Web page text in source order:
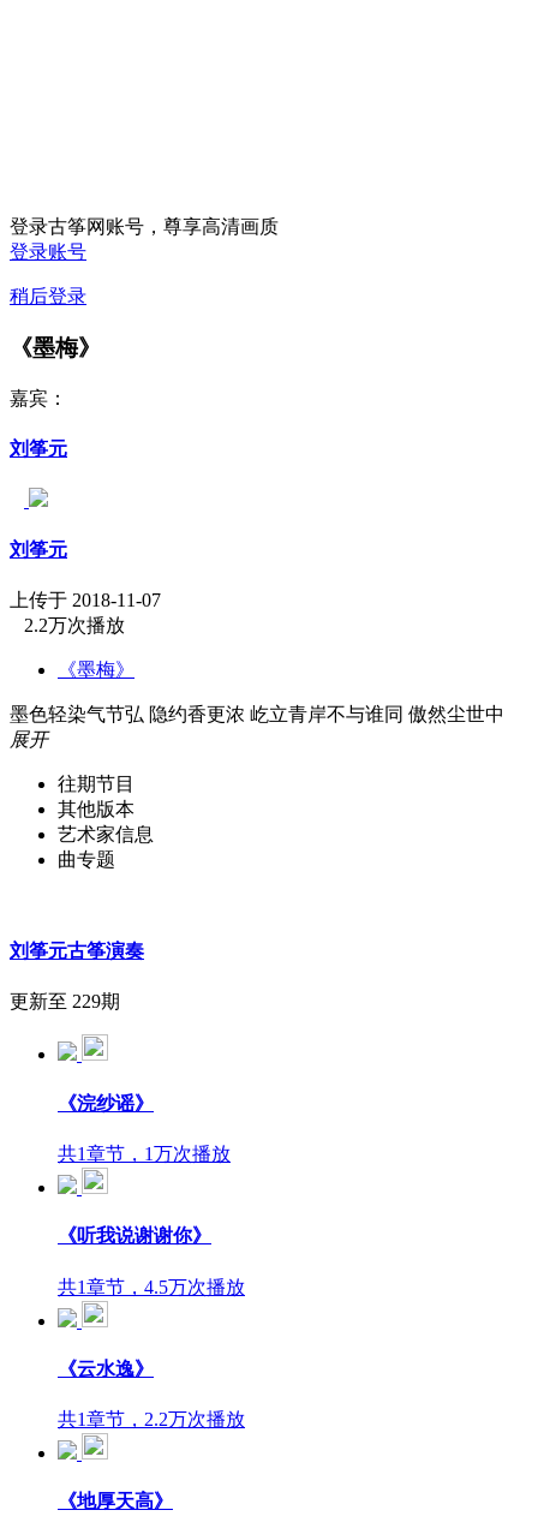
登录古筝网账号，尊享高清画质
登录账号
稍后登录
《墨梅》
嘉宾：
刘筝元
刘筝元
上传于 2018-11-07
2.2万次播放
《墨梅》
墨色轻染气节弘 隐约香更浓 屹立青岸不与谁同 傲然尘世中
展开
往期节目
其他版本
艺术家信息
曲专题
刘筝元古筝演奏
更新至 229期
《浣纱谣》
共1章节，1万次播放
《听我说谢谢你》
共1章节，4.5万次播放
《云水逸》
共1章节，2.2万次播放
《地厚天高》